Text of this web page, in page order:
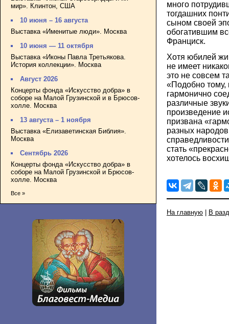
мир». Клинтон, США
10 июня – 16 августа
Выставка «Именитые люди». Москва
10 июня — 11 октября
Выставка «Иконы Павла Третьякова.
История коллекции». Москва
Август 2026
Концерты фонда «Искусство добра» в
соборе на Малой Грузинской и в Брюсов-
холле. Москва
13 августа – 1 ноября
Выставка «Елизаветинская Библия».
Москва
Сентябрь 2026
Концерты фонда «Искусство добра» в
соборе на Малой Грузинской и Брюсов-
холле. Москва
Все »
много
тогдашних
сыном своей
обогатившим
Франциск.
Хотя юбилей
не имеет
это не совсем
«Подобно тому,
гармонично
различные
произведение
призвана
разных
стать
хотелось
На главную В